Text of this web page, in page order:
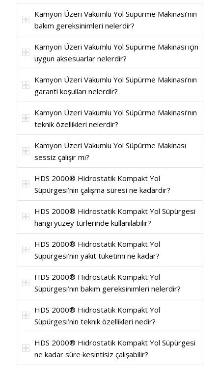
Kamyon Üzeri Vakumlu Yol Süpürme Makinası’nın
bakım gereksinimleri nelerdir?
Kamyon Üzeri Vakumlu Yol Süpürme Makinası için
uygun aksesuarlar nelerdir?
Kamyon Üzeri Vakumlu Yol Süpürme Makinası’nın
garanti koşulları nelerdir?
Kamyon Üzeri Vakumlu Yol Süpürme Makinası’nın
teknik özellikleri nelerdir?
Kamyon Üzeri Vakumlu Yol Süpürme Makinası
sessiz çalışır mı?
HDS 2000® Hidrostatik Kompakt Yol
Süpürgesi’nin çalışma süresi ne kadardır?
HDS 2000® Hidrostatik Kompakt Yol Süpürgesi
hangi yüzey türlerinde kullanılabilir?
HDS 2000® Hidrostatik Kompakt Yol
Süpürgesi’nin yakıt tüketimi ne kadar?
HDS 2000® Hidrostatik Kompakt Yol
Süpürgesi’nin bakım gereksinimleri nelerdir?
HDS 2000® Hidrostatik Kompakt Yol
Süpürgesi’nin teknik özellikleri nedir?
HDS 2000® Hidrostatik Kompakt Yol Süpürgesi
ne kadar süre kesintisiz çalışabilir?